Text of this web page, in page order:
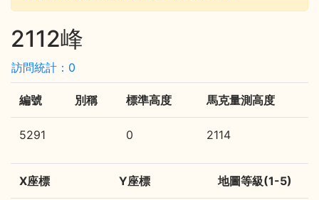
2112峰
訪問統計：0
編號 別稱 標準高度 馬克量測高度
5291 0 2114
X座標 Y座標 地圖等級(1-5)